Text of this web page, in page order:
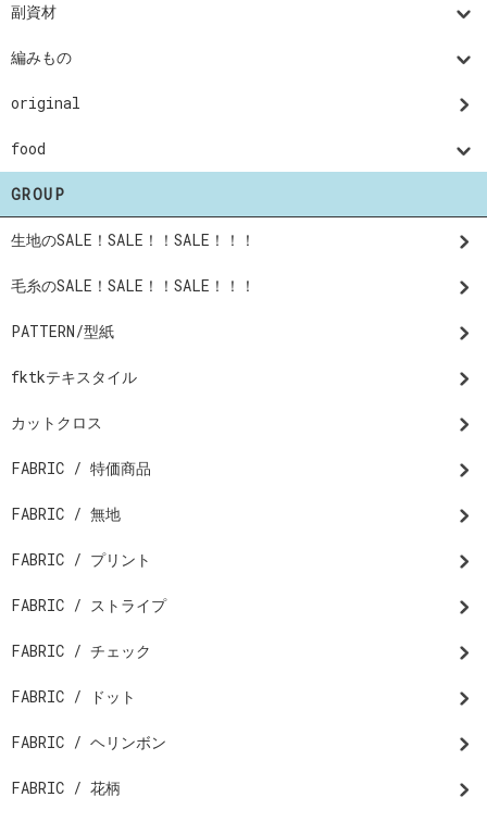
副資材
編みもの
original
food
GROUP
生地のSALE！SALE！！SALE！！！
毛糸のSALE！SALE！！SALE！！！
PATTERN/型紙
fktkテキスタイル
カットクロス
FABRIC / 特価商品
FABRIC / 無地
FABRIC / プリント
FABRIC / ストライプ
FABRIC / チェック
FABRIC / ドット
FABRIC / ヘリンボン
FABRIC / 花柄